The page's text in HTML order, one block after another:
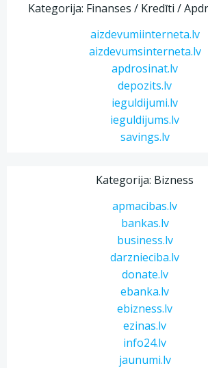
Kategorija: Finanses / Kredīti /
aizdevumiinterneta.lv
aizdevumsinterneta.lv
apdrosinat.lv
depozits.lv
ieguldijumi.lv
ieguldijums.lv
savings.lv
Kategorija: Bizness
apmacibas.lv
bankas.lv
business.lv
darznieciba.lv
donate.lv
ebanka.lv
ebizness.lv
ezinas.lv
info24.lv
jaunumi.lv